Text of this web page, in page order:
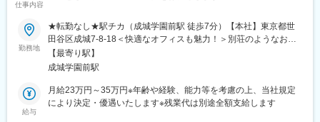
仕事内容
勤務地
★転勤なし★駅チカ（成城学園前駅 徒歩7分）【本社】東京都世
田谷区成城7-8-18＜快適なオフィスも魅力！＞別荘のようなおし
ゃれで解放感もあり、居心地抜群のオフィスです！※屋内全面禁煙
【最寄り駅】
成城学園前駅
給与
月給23万円～35万円※年齢や経験、能力等を考慮の上、当社規定
により決定・優遇いたします※残業代は別途全額支給します